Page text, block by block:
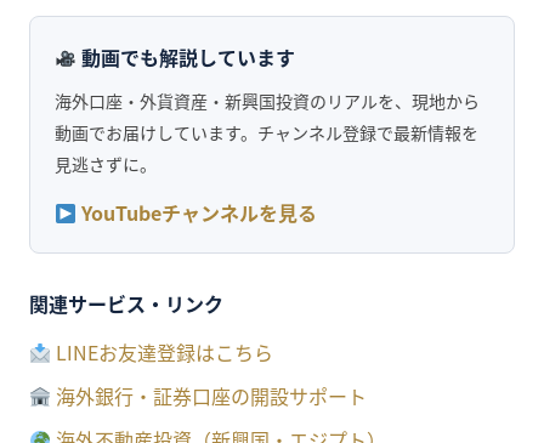
動画でも解説しています
海外口座・外貨資産・新興国投資のリアルを、現地から
動画でお届けしています。チャンネル登録で最新情報を
見逃さずに。
YouTubeチャンネルを見る
関連サービス・リンク
LINEお友達登録はこちら
海外銀行・証券口座の開設サポート